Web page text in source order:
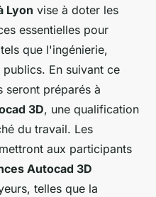
Lyon vise à doter les
essentielles pour
que l'ingénierie,
En suivant ce
seront préparés à
3D, une qualification
du travail. Les
aux participants
Autocad 3D
telles que la